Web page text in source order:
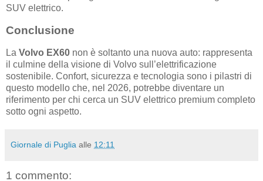
SUV elettrico.
Conclusione
La Volvo EX60 non è soltanto una nuova auto: rappresenta
il culmine della visione di Volvo sull’elettrificazione
sostenibile. Confort, sicurezza e tecnologia sono i pilastri di
questo modello che, nel 2026, potrebbe diventare un
riferimento per chi cerca un SUV elettrico premium completo
sotto ogni aspetto.
Giornale di Puglia alle 12:11
1 commento: